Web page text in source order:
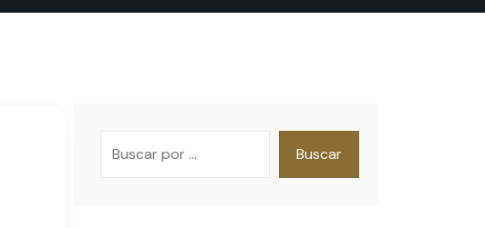
Buscar